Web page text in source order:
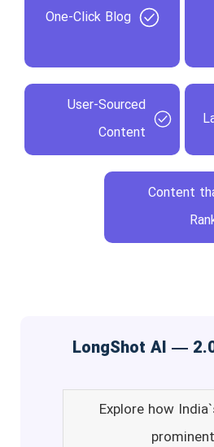
One-Click Blog
User-Sourced
Content
Content
Explore how